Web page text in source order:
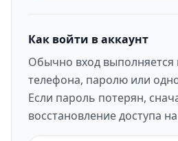
Как войти в аккаунт
Обычно вход
телефона, паролю или
Если пароль потерян,
восстановление доступа